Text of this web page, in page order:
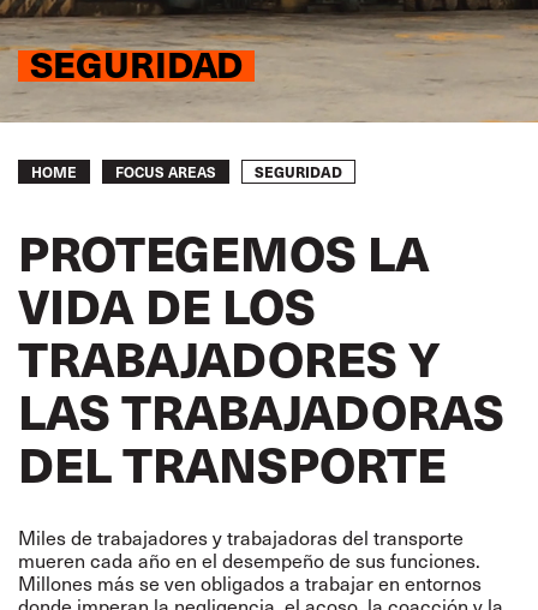
SEGURIDAD
Breadcrumb
HOME FOCUS AREAS SEGURIDAD
PROTEGEMOS LA
VIDA DE LOS
TRABAJADORES Y
LAS TRABAJADORAS
DEL TRANSPORTE
Miles de trabajadores y trabajadoras del transporte
mueren cada año en el desempeño de sus funciones.
Millones más se ven obligados a trabajar en entornos